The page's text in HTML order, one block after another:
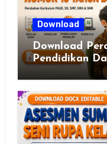
Download
Download
Pendidikan
Republik
2025